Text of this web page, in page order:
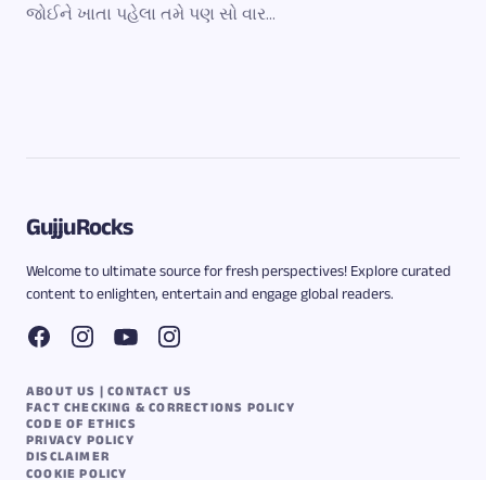
જોઈને ખાતા પહેલા તમે પણ સો વાર…
GujjuRocks
Welcome to ultimate source for fresh perspectives! Explore curated
content to enlighten, entertain and engage global readers.
ABOUT US | CONTACT US
FACT CHECKING & CORRECTIONS POLICY
CODE OF ETHICS
PRIVACY POLICY
DISCLAIMER
COOKIE POLICY